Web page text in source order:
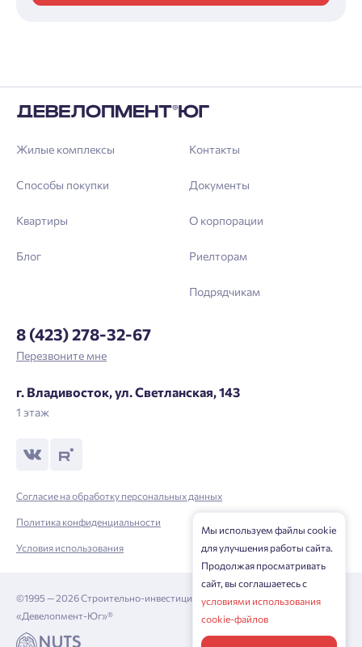
Жилые комплексы
Способы покупки
Квартиры
Блог
Контакты
Документы
О корпорации
Риелторам
Подрядчикам
8 (423) 278-32-67
Перезвоните мне
г. Владивосток, ул. Светланская, 143
1 этаж
Согласие на обработку персональных данных
Политика конфиденциальности
Условия использования
©1995 — 2026 Строительно-инвестиционная корпорация
«Девелопмент-Юг»®
Мы используем файлы cookie
для улучшения работы сайта.
Продолжая просматривать
сайт, вы соглашаетесь с
условиями использования
cookie-файлов